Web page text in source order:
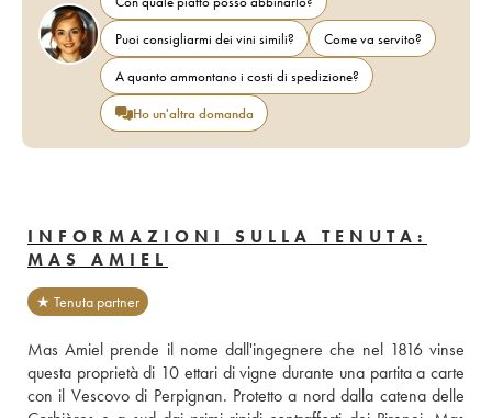
Puoi consigliarmi dei vini simili?
Come va servito?
A quanto ammontano i costi di spedizione?
Ho un'altra domanda
INFORMAZIONI SULLA TENUTA:
MAS AMIEL
★ Tenuta partner
Mas Amiel prende il nome dall'ingegnere che nel 1816 vinse
questa proprietà di 10 ettari di vigne durante una partita a carte
con il Vescovo di Perpignan. Protetto a nord dalla catena delle